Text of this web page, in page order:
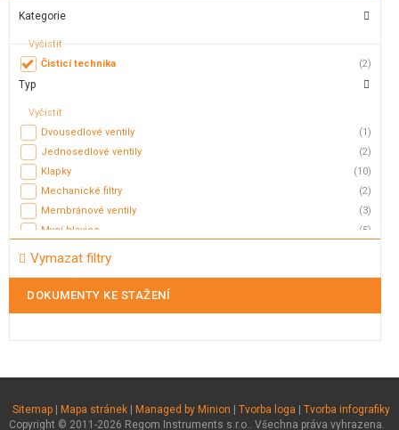
Kategorie
Vyčistit
Čisticí technika
(2)
Typ
Vyčistit
Dvousedlové ventily
(1)
Jednosedlové ventily
(2)
Klapky
(10)
Mechanické filtry
(2)
Membránové ventily
(3)
Mycí hlavice
(5)
Pojistné ventily
Průhledítka
Vymazat filtry
DOKUMENTY KE STAŽENÍ
Sitemap | Mapa stránek | Managed by Minion | Tvorba loga | Tvorba infografiky
Copyright © 2011-2026 Regom Instruments s.r.o.. Všechna práva vyhrazena.